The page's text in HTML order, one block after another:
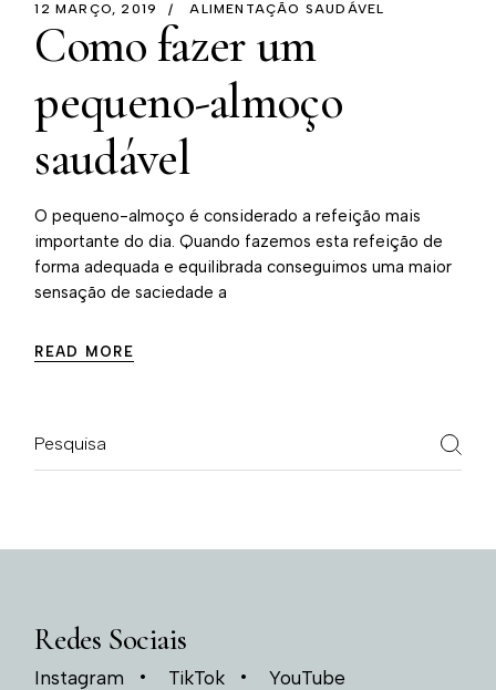
12 MARÇO, 2019 ALIMENTAÇÃO SAUDÁVEL
Como fazer um
pequeno-almoço
saudável
O pequeno-almoço é considerado a refeição mais
importante do dia. Quando fazemos esta refeição de
forma adequada e equilibrada conseguimos uma maior
sensação de saciedade a
READ MORE
Redes Sociais
Instagram TikTok YouTube